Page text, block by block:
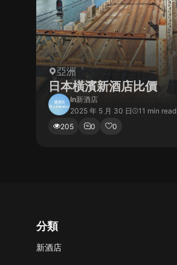
亞洲
日本橫濱新酒店比價
In新酒店
2025 年 5 月 30 日
11 min read
205
0 0
分類
新酒店